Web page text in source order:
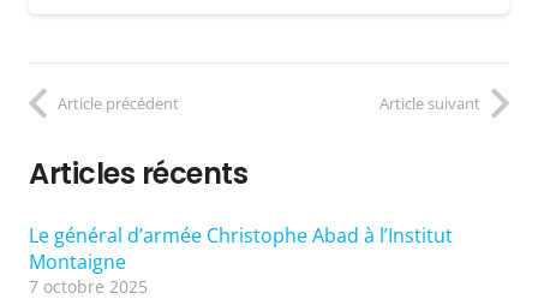
Article précédent Article suivant
Articles récents
Le général d’armée Christophe Abad à l’Institut
Montaigne
7 octobre 2025